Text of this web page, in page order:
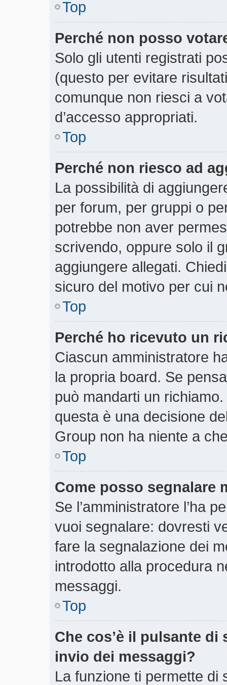
Top
Perché non posso
Solo gli utenti registrati
(questo per evitare
comunque non riesci a
d’accesso appropriati.
Top
Perché non riesco ad
La possibilità di
per forum, per gruppi o
potrebbe non aver
scrivendo, oppure solo il
aggiungere allegati.
sicuro del motivo per cui
Top
Perché ho ricevuto un
Ciascun amministratore
la propria board. Se
può mandarti un
questa è una decisione
Group non ha niente a
Top
Come posso segnalare
Se l’amministratore l’ha
vuoi segnalare: dovresti
fare la segnalazione dei
introdotto alla procedura
messaggi.
Top
Che cos’è il pulsante
invio dei messaggi?
La funzione ti permette di